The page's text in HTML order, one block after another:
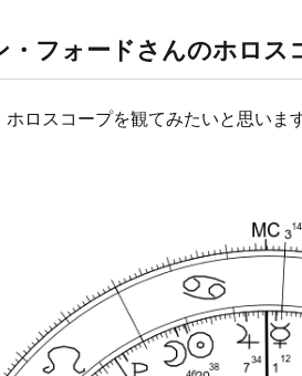
・フォードさんのホロス
ロスコープを観てみたいと思います